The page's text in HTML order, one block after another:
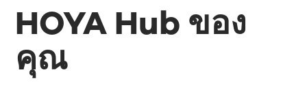
HOYA Hub ของ
คุณ